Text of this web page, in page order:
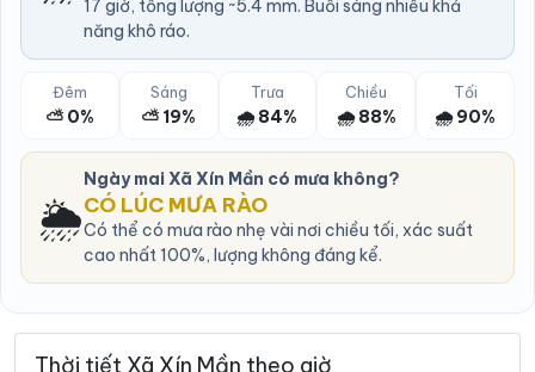
17 giờ, tổng lượng ~5.4 mm. Buổi sáng nhiều khả
năng khô ráo.
Đêm
⛅ 0%
Sáng
⛅ 19%
Trưa
🌧️ 84%
Chiều
🌧️ 88%
Tối
🌧️ 90%
🌦️
Ngày mai Xã Xín Mần có mưa không?
CÓ LÚC MƯA RÀO
Có thể có mưa rào nhẹ vài nơi chiều tối, xác suất
cao nhất 100%, lượng không đáng kể.
Thời tiết Xã Xín Mần theo giờ